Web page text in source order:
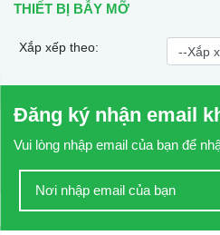
THIẾT BỊ BẪY MỠ
Xắp xếp theo:
Đăng ký nhận email
Vui lòng nhập email của bạn để